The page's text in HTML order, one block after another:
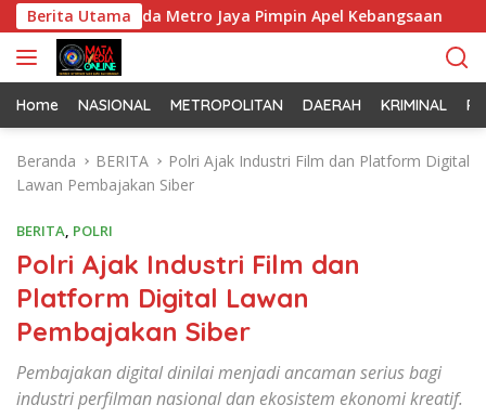
a
g
u
Berita Utama
Kapolda Metro Jaya Pimpin Apel Kebangsaan
Home NASIONAL METROPOLITAN DAERAH KRIMINAL
Beranda BERITA
Polri Ajak Industri Film dan Platform Digital
Lawan Pembajakan Siber
BERITA, POLRI
Polri Ajak Industri Film dan
Platform Digital Lawan
Pembajakan Siber
Pembajakan digital dinilai menjadi ancaman serius bagi
industri perfilman nasional dan ekosistem ekonomi kreatif.